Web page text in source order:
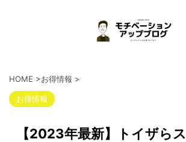
HOME >お得情報 >
お得情報
【2023年最新】トイザら